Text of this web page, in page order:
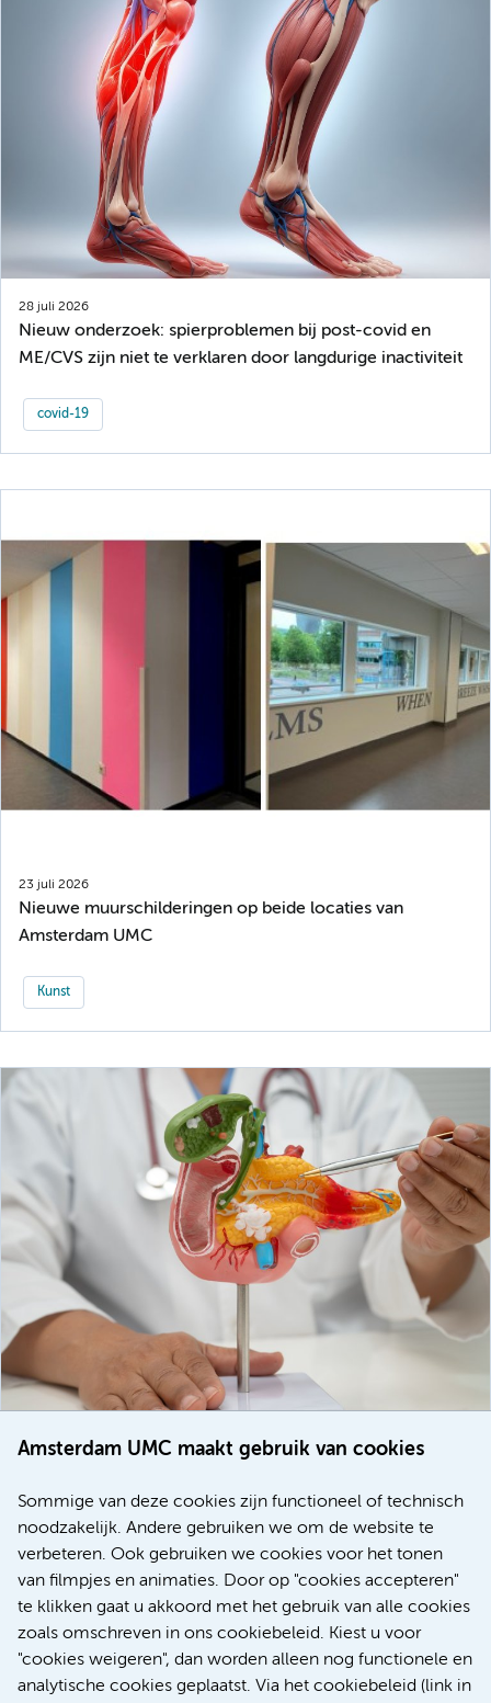
Amsterdam UMC maakt gebruik van cookies
Sommige van deze cookies zijn functioneel of technisch
noodzakelijk. Andere gebruiken we om de website te
verbeteren. Ook gebruiken we cookies voor het tonen
van filmpjes en animaties. Door op "cookies accepteren"
te klikken gaat u akkoord met het gebruik van alle cookies
zoals omschreven in ons cookiebeleid. Kiest u voor
"cookies weigeren", dan worden alleen nog functionele en
analytische cookies geplaatst. Via het cookiebeleid (link in
28 juli 2026
Nieuw onderzoek: spierproblemen bij post-covid en
ME/CVS zijn niet te verklaren door langdurige inactiviteit
covid-19
23 juli 2026
Nieuwe muurschilderingen op beide locaties van
Amsterdam UMC
Kunst
voor patiënten met alvleesklierkanker verbeteren
Meer